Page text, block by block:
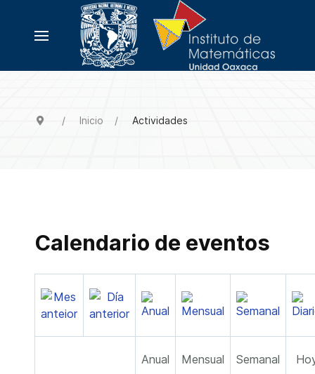
Inicio Actividades
Calendario de eventos
Anual Mensual Semanal